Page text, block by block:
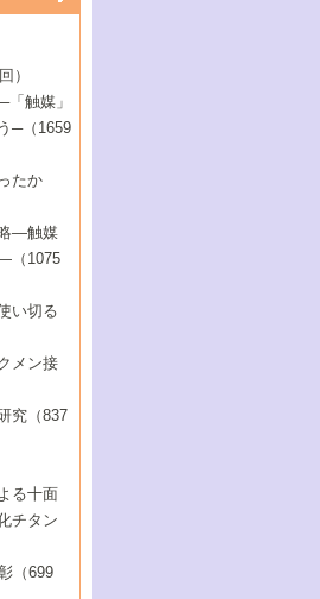
関西大
進歩
成
た重合
および
面構造の
展望1：
学の進
未来展望
な触媒
媒研究
技術の新
セスの新
用
与する
表面現象
触媒討論
開
状と未
：コン
ークスル
みません
に伝える
た金属
の利用-
記念・触
創立40周
の特徴と
調製
を中心と
銅はどん
研究の展
触媒
触媒の
索から工
展開
展開と応
―探索か
と PartII
をめざ
）
触媒」
─（1659
たか
―触媒
（1075
い切る
メン接
究（837
る十面
チタン
（699